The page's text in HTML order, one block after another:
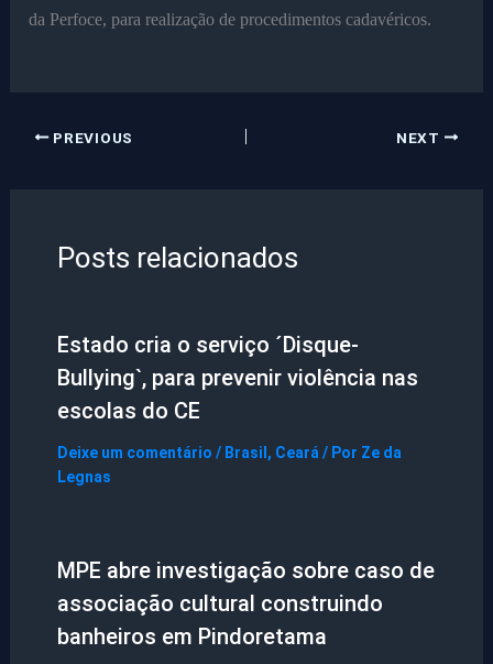
da Perfoce, para realização de procedimentos cadavéricos.
PREVIOUS NEXT
Posts relacionados
Estado cria o serviço ´Disque-
Bullying`, para prevenir violência nas
escolas do CE
Deixe um comentário / Brasil, Ceará / Por Ze da
Legnas
MPE abre investigação sobre caso de
associação cultural construindo
banheiros em Pindoretama